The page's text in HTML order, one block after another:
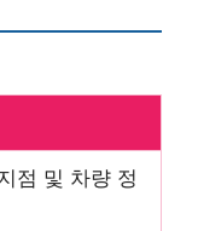
점 및 차량 정